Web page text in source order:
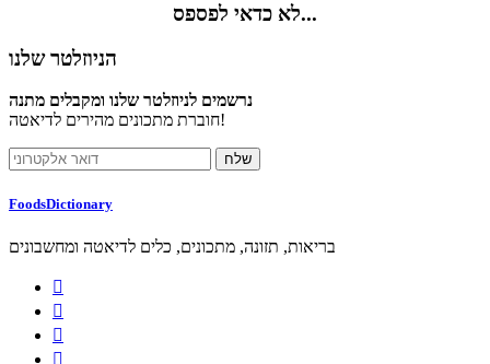
לא כדאי לפספס...
הניוזלטר שלנו
נרשמים לניוזלטר שלנו ומקבלים מתנה
חוברת מתכונים מהירים לדיאטה!
FoodsDictionary
בריאות, תזונה, מתכונים, כלים לדיאטה ומחשבונים



